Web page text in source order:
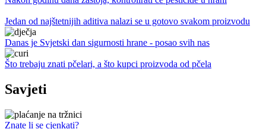
Jedan od najštetnijih aditiva nalazi se u gotovo svakom proizvodu
Danas je Svjetski dan sigurnosti hrane - posao svih nas
Što trebaju znati pčelari, a što kupci proizvoda od pčela
Savjeti
Znate li se cjenkati?